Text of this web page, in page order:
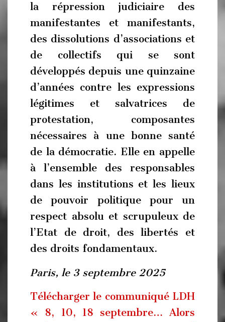
la répression judiciaire des
manifestantes et manifestants,
des dissolutions d’associations et
de collectifs qui se sont
développés depuis une quinzaine
d’années contre les expressions
légitimes et salvatrices de
protestation, composantes
nécessaires à une bonne santé
de la démocratie. Elle en appelle
à l’ensemble des responsables
dans les institutions et les lieux
de pouvoir politique pour un
respect absolu et scrupuleux de
l’Etat de droit, des libertés et
des droits fondamentaux.
Paris, le 3 septembre 2025
Télécharger le communiqué LDH
« 8, 10, 18 septembre… Alors